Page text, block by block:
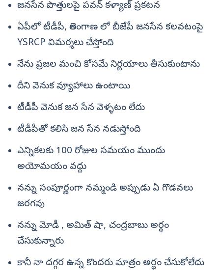
జనసేన పొత్తులపై పవన్ కళ్యాణ్‌ ప్రకటన
ఏపీలో టీడీపీ, తెలంగాణ లో బీజేపీ జనసేన కలవటంపై
YSRCP విమర్శలు చేస్తోంది
నేను ప్రజల మంచి కోసమే నిర్ణయాలు తీసుకుంటాను
దీని వెనుక వ్యూహాలు ఉంటాయి
టీడీపీ వెనుక జన సేన వెళ్ళటం లేదు
టీడీపీతో కలిసి జన సేన నడుస్తోంది
ఎన్నికలకు 100 రోజుల సమయం ముందు
అయోమయం వద్దు
నన్ను సంపూర్ణంగా నమ్మండి అప్పుడు ఏ గొడవలు
జరగవు
నన్ను మోడీ , అమిత్ షా, చంద్రబాబు అర్థం
చేసుకున్నారు
కానీ నా దగ్గర ఉన్న కొందరు మాత్రం అర్థం చేసుకోలేదు